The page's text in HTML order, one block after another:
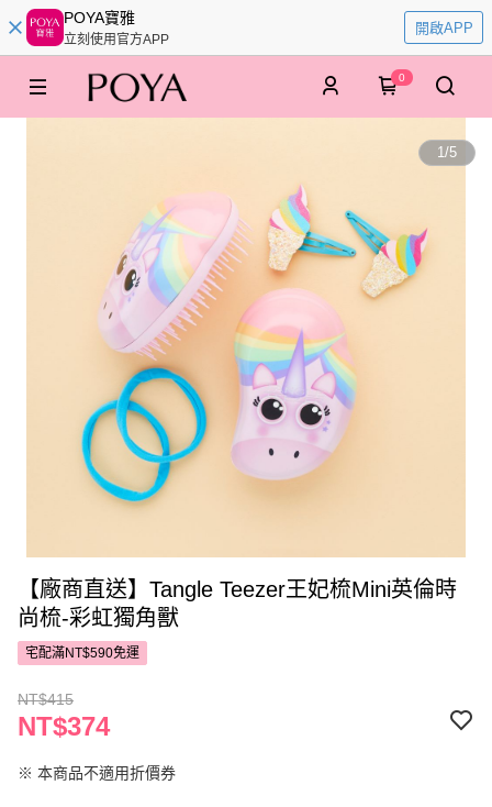
POYA寶雅
立刻使用官方APP
開啟APP
0
1/5
【廠商直送】Tangle Teezer王妃梳Mini英倫時
尚梳-彩虹獨角獸
宅配滿NT$590免運
NT$415
NT$374
※ 本商品不適用折價券